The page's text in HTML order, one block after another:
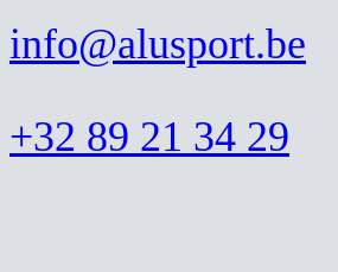
info@alusport.be
+32 89 21 34 29